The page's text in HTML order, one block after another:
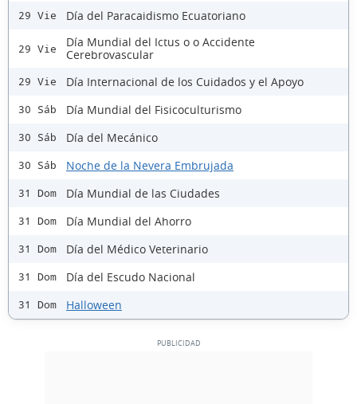
29 Vie Día del Paracaidismo Ecuatoriano
29 Vie
Día Mundial del Ictus o o Accidente
Cerebrovascular
29 Vie Día Internacional de los Cuidados y el Apoyo
30 Sáb Día Mundial del Fisicoculturismo
30 Sáb Día del Mecánico
30 Sáb Noche de la Nevera Embrujada
31 Dom Día Mundial de las Ciudades
31 Dom Día Mundial del Ahorro
31 Dom Día del Médico Veterinario
31 Dom Día del Escudo Nacional
31 Dom Halloween